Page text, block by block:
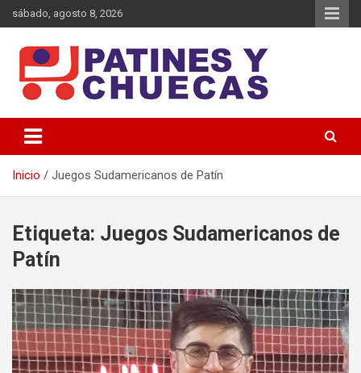
Saltar
al
sábado, agosto 8, 2026
Patines y Chuecas
Inicio Juegos Sudamericanos de Patín
Etiqueta: Juegos Sudamericanos de
Patín